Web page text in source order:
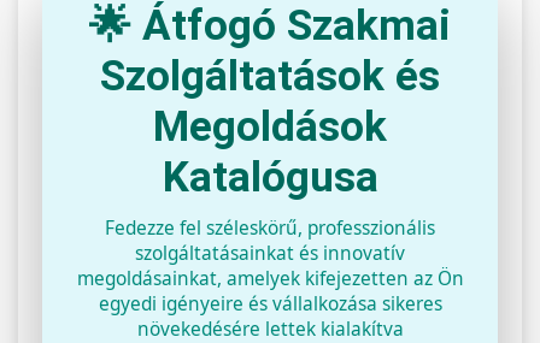
🌟 Átfogó Szakmai
Szolgáltatások és
Megoldások
Katalógusa
Fedezze fel széleskörű, professzionális
szolgáltatásainkat és innovatív
megoldásainkat, amelyek kifejezetten az Ön
egyedi igényeire és vállalkozása sikeres
növekedésére lettek kialakítva